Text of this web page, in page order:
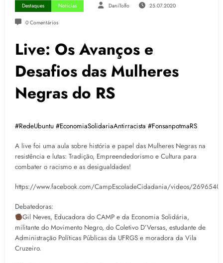
Destaques Notícias DaniTolfo 25.07.2020
0 Comentários
Live: Os Avanços e
Desafios das Mulheres
Negras do RS
#RedeUbuntu #EconomiaSolidariaAntirracista #FonsanpotmaRS
A live foi uma aula sobre história e papel das Mulheres Negras na
resistência e lutas: Tradição, Empreendedorismo e Cultura para
combater o racismo e as desigualdades!
https://www.facebook.com/CampEscoladeCidadania/videos/
Debatedoras:
Gil Neves, Educadora do CAMP e da Economia Solidária,
militante do Movimento Negro, do Coletivo D’Versas, estudante de
Administração Políticas Públicas da UFRGS e moradora da Vila
Cruzeiro.